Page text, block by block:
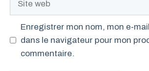
Enregistrer mon nom, mon e-
dans le navigateur pour mon
commentaire.